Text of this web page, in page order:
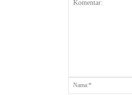
Komentar: